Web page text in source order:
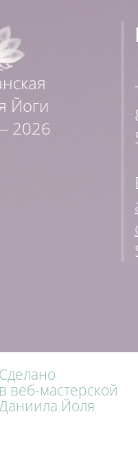
Йоги
2026
Сделано
в веб-мастерской
Даниила Йоля